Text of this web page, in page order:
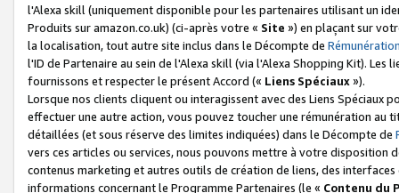
l'Alexa skill (uniquement disponible pour les partenaires utilisant un
Produits sur amazon.co.uk) (ci-après votre « Site ») en plaçant sur
la localisation, tout autre site inclus dans le Décompte de
l'ID de Partenaire au sein de l'Alexa skill (via l'Alexa Shopping Kit).
fournissons et respecter le présent Accord (« Liens Spéciaux»).
Lorsque nos clients cliquent ou interagissent avec des Liens Spéciaux
effectuer une autre action, vous pouvez toucher une rémunération
détaillées (et sous réserve des limites indiquées) dans le Décompte de
vers ces articles ou services, nous pouvons mettre à votre disposition
contenus marketing et autres outils de création de liens, des
informations concernant le Programme Partenaires (le « Contenu du